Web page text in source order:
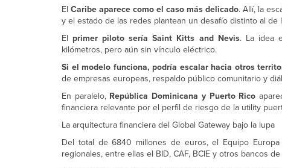
ElCaribe aparece como el caso más delicado. Allí, la
y el estado de las redes plantean un desafío distinto al
El primer piloto sería Saint Kitts and Nevis. La idea
kilómetros, pero aún sin vínculo eléctrico.
Si el modelo funciona, podría escalar hacia otros
de empresas europeas, respaldo público comunitario y
En paralelo, República Dominicana y Puerto Rico
financiera relevante por el perfil de riesgo de la utility
La arquitectura financiera del Global Gateway bajo la lupa
Del total de 6840 millones de euros, el Equipo
regionales, entre ellas el BID, CAF, BCIE y otros bancos